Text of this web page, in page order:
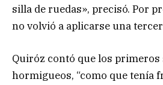
silla de ruedas», precisó. Por
no volvió a aplicarse una
Quiróz contó que los
hormigueos, “como que tenía